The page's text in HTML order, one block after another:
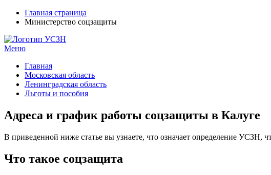
Главная страница
Министерство соцзащиты
Меню
Главная
Московская область
Ленинградская область
Льготы и пособия
Адреса и график работы соцзащиты в Калуге
В приведенной ниже статье вы узнаете, что означает определение УСЗН,
Что такое соцзащита